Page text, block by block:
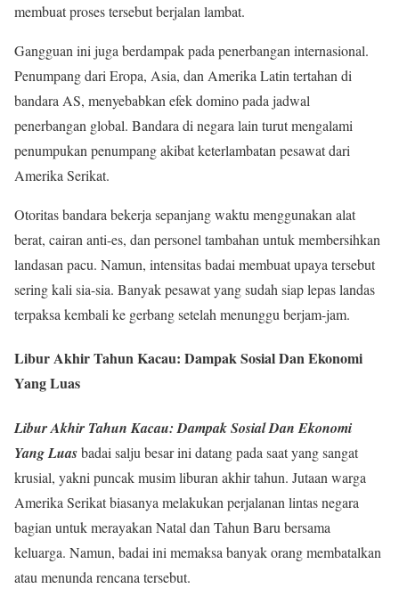
membuat proses tersebut berjalan lambat.
Gangguan ini juga berdampak pada penerbangan internasional.
Penumpang dari Eropa, Asia, dan Amerika Latin tertahan di
bandara AS, menyebabkan efek domino pada jadwal
penerbangan global. Bandara di negara lain turut mengalami
penumpukan penumpang akibat keterlambatan pesawat dari
Amerika Serikat.
Otoritas bandara bekerja sepanjang waktu menggunakan alat
berat, cairan anti-es, dan personel tambahan untuk membersihkan
landasan pacu. Namun, intensitas badai membuat upaya tersebut
sering kali sia-sia. Banyak pesawat yang sudah siap lepas landas
terpaksa kembali ke gerbang setelah menunggu berjam-jam.
Libur Akhir Tahun Kacau: Dampak Sosial Dan Ekonomi
Yang Luas
Libur Akhir Tahun Kacau: Dampak Sosial Dan Ekonomi
Yang Luasbadai salju besar ini datang pada saat yang sangat
krusial, yakni puncak musim liburan akhir tahun. Jutaan warga
Amerika Serikat biasanya melakukan perjalanan lintas negara
bagian untuk merayakan Natal dan Tahun Baru bersama
keluarga. Namun, badai ini memaksa banyak orang membatalkan
atau menunda rencana tersebut.